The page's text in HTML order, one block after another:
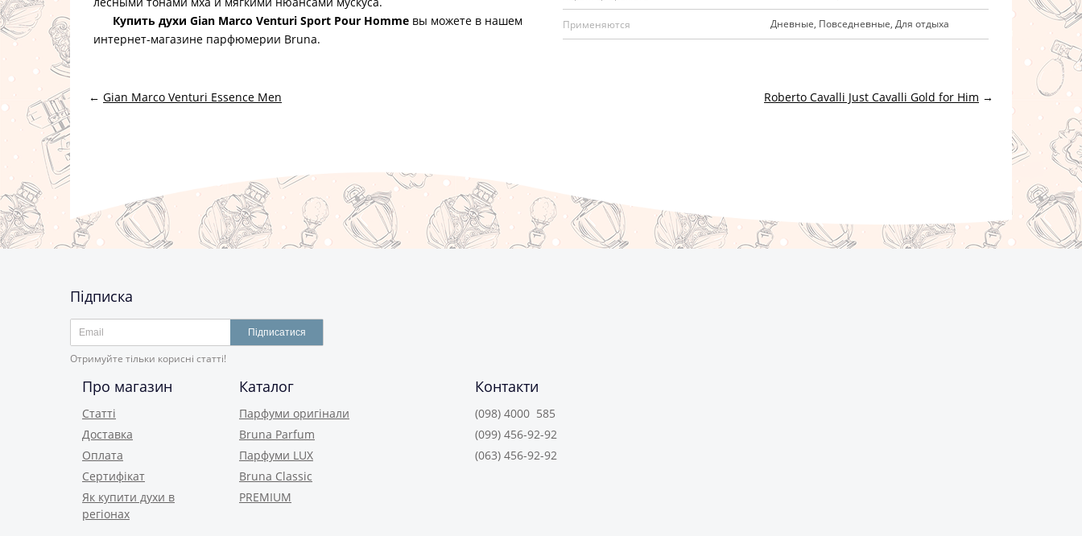
Купить духи Gian Marco Venturi Sport Pour Homme вы можете в нашем
интернет-магазине парфюмерии Bruna.
Применяются Дневные, Повседневные, Для отдыха
← Gian Marco Venturi Essence Men Roberto Cavalli Just Cavalli Gold for Him →
Підписка
Підписатися
Отримуйте тільки корисні статті!
Про магазин
Статті
Доставка
Оплата
Сертифікат
Як купити духи в
регіонах
Каталог
Парфуми оригінали
Bruna Parfum
Парфуми LUX
Bruna Classic
PREMIUM
Контакти
(098) 4000 585
(099) 456-92-92
(063) 456-92-92